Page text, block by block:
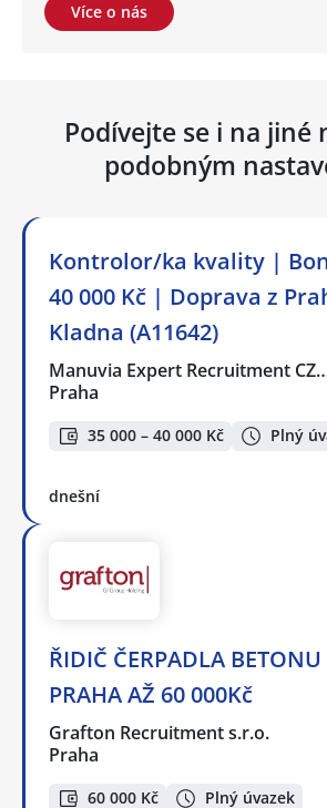
Více o nás
Podívejte se i na jiné
podobným
Kontrolor/ka kvality |
40 000 Kč | Doprava z
Kladna (A11642)
Manuvia Expert Recruitment
Praha
35 000 – 40 000 Kč Plný
dnešní
ŘIDIČ ČERPADLA BETONU
PRAHA AŽ 60 000Kč
Grafton Recruitment s.r.o.
Praha
60 000 Kč Plný úvazek